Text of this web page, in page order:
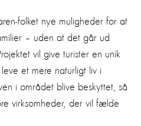
folket nye muligheder for at
– uden at det går ud
vil give turister en unik
et mere naturligt liv i
i området blive beskyttet, så
virksomheder, der vil fælde